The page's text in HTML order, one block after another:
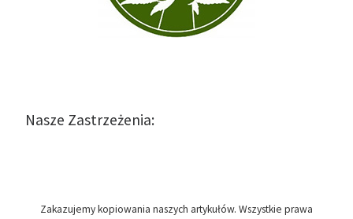
Nasze Zastrzeżenia:
Zakazujemy kopiowania naszych artykułów. Wszystkie prawa